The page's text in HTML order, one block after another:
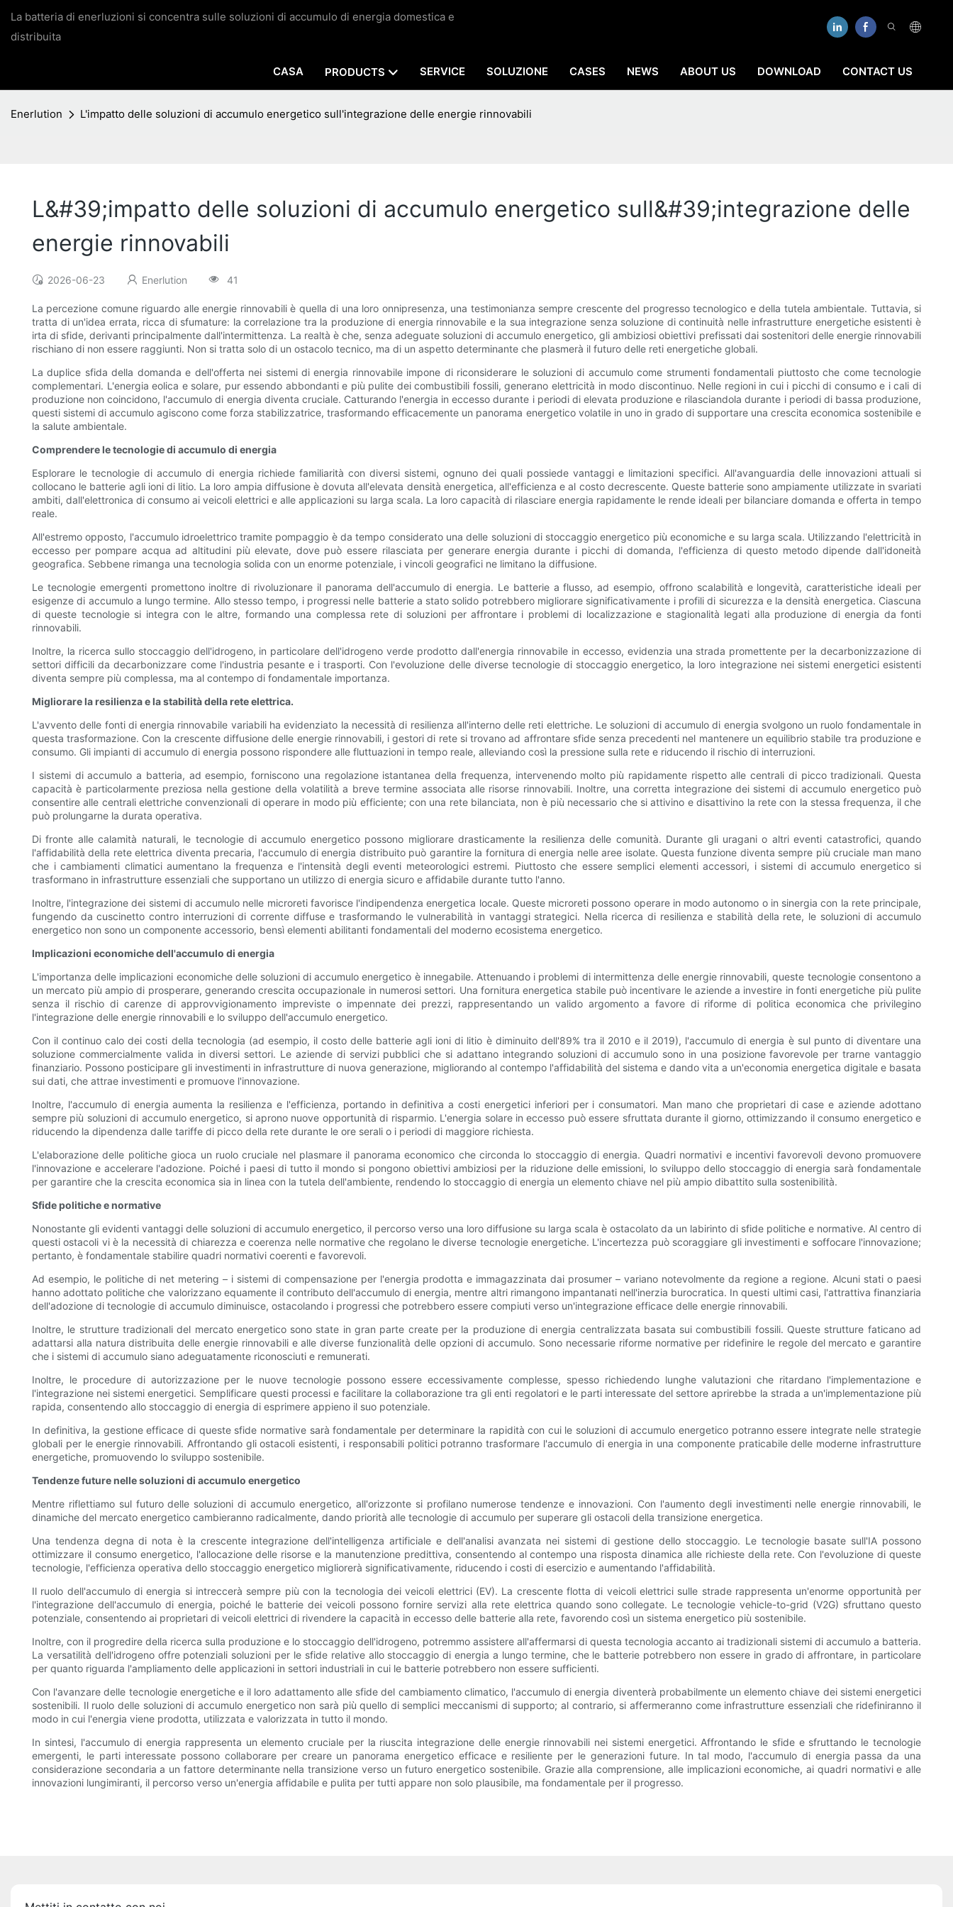
La batteria di enerluzioni si concentra sulle soluzioni di accumulo di energia domestica e
distribuita
CASA PRODUCTS SERVICE SOLUZIONE CASES NEWS ABOUT US DOWNLOAD CONTACT US
Enerlution L'impatto delle soluzioni di accumulo energetico sull'integrazione delle energie rinnovabili
L&#39;impatto delle soluzioni di accumulo energetico sull&#39;integrazione delle
energie rinnovabili
2026-06-23 Enerlution 41
La percezione comune riguardo alle energie rinnovabili è quella di una loro onnipresenza, una testimonianza sempre crescente del progresso tecnologico e della tutela ambientale. Tuttavia, si
tratta di un'idea errata, ricca di sfumature: la correlazione tra la produzione di energia rinnovabile e la sua integrazione senza soluzione di continuità nelle infrastrutture energetiche esistenti è
irta di sfide, derivanti principalmente dall'intermittenza. La realtà è che, senza adeguate soluzioni di accumulo energetico, gli ambiziosi obiettivi prefissati dai sostenitori delle energie rinnovabili
rischiano di non essere raggiunti. Non si tratta solo di un ostacolo tecnico, ma di un aspetto determinante che plasmerà il futuro delle reti energetiche globali.
La duplice sfida della domanda e dell'offerta nei sistemi di energia rinnovabile impone di riconsiderare le soluzioni di accumulo come strumenti fondamentali piuttosto che come tecnologie
complementari. L'energia eolica e solare, pur essendo abbondanti e più pulite dei combustibili fossili, generano elettricità in modo discontinuo. Nelle regioni in cui i picchi di consumo e i cali di
produzione non coincidono, l'accumulo di energia diventa cruciale. Catturando l'energia in eccesso durante i periodi di elevata produzione e rilasciandola durante i periodi di bassa produzione,
questi sistemi di accumulo agiscono come forza stabilizzatrice, trasformando efficacemente un panorama energetico volatile in uno in grado di supportare una crescita economica sostenibile e
la salute ambientale.
Comprendere le tecnologie di accumulo di energia
Esplorare le tecnologie di accumulo di energia richiede familiarità con diversi sistemi, ognuno dei quali possiede vantaggi e limitazioni specifici. All'avanguardia delle innovazioni attuali si
collocano le batterie agli ioni di litio. La loro ampia diffusione è dovuta all'elevata densità energetica, all'efficienza e al costo decrescente. Queste batterie sono ampiamente utilizzate in svariati
ambiti, dall'elettronica di consumo ai veicoli elettrici e alle applicazioni su larga scala. La loro capacità di rilasciare energia rapidamente le rende ideali per bilanciare domanda e offerta in tempo
reale.
All'estremo opposto, l'accumulo idroelettrico tramite pompaggio è da tempo considerato una delle soluzioni di stoccaggio energetico più economiche e su larga scala. Utilizzando l'elettricità in
eccesso per pompare acqua ad altitudini più elevate, dove può essere rilasciata per generare energia durante i picchi di domanda, l'efficienza di questo metodo dipende dall'idoneità
geografica. Sebbene rimanga una tecnologia solida con un enorme potenziale, i vincoli geografici ne limitano la diffusione.
Le tecnologie emergenti promettono inoltre di rivoluzionare il panorama dell'accumulo di energia. Le batterie a flusso, ad esempio, offrono scalabilità e longevità, caratteristiche ideali per
esigenze di accumulo a lungo termine. Allo stesso tempo, i progressi nelle batterie a stato solido potrebbero migliorare significativamente i profili di sicurezza e la densità energetica. Ciascuna
di queste tecnologie si integra con le altre, formando una complessa rete di soluzioni per affrontare i problemi di localizzazione e stagionalità legati alla produzione di energia da fonti
rinnovabili.
Inoltre, la ricerca sullo stoccaggio dell'idrogeno, in particolare dell'idrogeno verde prodotto dall'energia rinnovabile in eccesso, evidenzia una strada promettente per la decarbonizzazione di
settori difficili da decarbonizzare come l'industria pesante e i trasporti. Con l'evoluzione delle diverse tecnologie di stoccaggio energetico, la loro integrazione nei sistemi energetici esistenti
diventa sempre più complessa, ma al contempo di fondamentale importanza.
Migliorare la resilienza e la stabilità della rete elettrica.
L'avvento delle fonti di energia rinnovabile variabili ha evidenziato la necessità di resilienza all'interno delle reti elettriche. Le soluzioni di accumulo di energia svolgono un ruolo fondamentale in
questa trasformazione. Con la crescente diffusione delle energie rinnovabili, i gestori di rete si trovano ad affrontare sfide senza precedenti nel mantenere un equilibrio stabile tra produzione e
consumo. Gli impianti di accumulo di energia possono rispondere alle fluttuazioni in tempo reale, alleviando così la pressione sulla rete e riducendo il rischio di interruzioni.
I sistemi di accumulo a batteria, ad esempio, forniscono una regolazione istantanea della frequenza, intervenendo molto più rapidamente rispetto alle centrali di picco tradizionali. Questa
capacità è particolarmente preziosa nella gestione della volatilità a breve termine associata alle risorse rinnovabili. Inoltre, una corretta integrazione dei sistemi di accumulo energetico può
consentire alle centrali elettriche convenzionali di operare in modo più efficiente; con una rete bilanciata, non è più necessario che si attivino e disattivino la rete con la stessa frequenza, il che
può prolungarne la durata operativa.
Di fronte alle calamità naturali, le tecnologie di accumulo energetico possono migliorare drasticamente la resilienza delle comunità. Durante gli uragani o altri eventi catastrofici, quando
l'affidabilità della rete elettrica diventa precaria, l'accumulo di energia distribuito può garantire la fornitura di energia nelle aree isolate. Questa funzione diventa sempre più cruciale man mano
che i cambiamenti climatici aumentano la frequenza e l'intensità degli eventi meteorologici estremi. Piuttosto che essere semplici elementi accessori, i sistemi di accumulo energetico si
trasformano in infrastrutture essenziali che supportano un utilizzo di energia sicuro e affidabile durante tutto l'anno.
Inoltre, l'integrazione dei sistemi di accumulo nelle microreti favorisce l'indipendenza energetica locale. Queste microreti possono operare in modo autonomo o in sinergia con la rete principale,
fungendo da cuscinetto contro interruzioni di corrente diffuse e trasformando le vulnerabilità in vantaggi strategici. Nella ricerca di resilienza e stabilità della rete, le soluzioni di accumulo
energetico non sono un componente accessorio, bensì elementi abilitanti fondamentali del moderno ecosistema energetico.
Implicazioni economiche dell'accumulo di energia
L'importanza delle implicazioni economiche delle soluzioni di accumulo energetico è innegabile. Attenuando i problemi di intermittenza delle energie rinnovabili, queste tecnologie consentono a
un mercato più ampio di prosperare, generando crescita occupazionale in numerosi settori. Una fornitura energetica stabile può incentivare le aziende a investire in fonti energetiche più pulite
senza il rischio di carenze di approvvigionamento impreviste o impennate dei prezzi, rappresentando un valido argomento a favore di riforme di politica economica che privilegino
l'integrazione delle energie rinnovabili e lo sviluppo dell'accumulo energetico.
Con il continuo calo dei costi della tecnologia (ad esempio, il costo delle batterie agli ioni di litio è diminuito dell'89% tra il 2010 e il 2019), l'accumulo di energia è sul punto di diventare una
soluzione commercialmente valida in diversi settori. Le aziende di servizi pubblici che si adattano integrando soluzioni di accumulo sono in una posizione favorevole per trarne vantaggio
finanziario. Possono posticipare gli investimenti in infrastrutture di nuova generazione, migliorando al contempo l'affidabilità del sistema e dando vita a un'economia energetica digitale e basata
sui dati, che attrae investimenti e promuove l'innovazione.
Inoltre, l'accumulo di energia aumenta la resilienza e l'efficienza, portando in definitiva a costi energetici inferiori per i consumatori. Man mano che proprietari di case e aziende adottano
sempre più soluzioni di accumulo energetico, si aprono nuove opportunità di risparmio. L'energia solare in eccesso può essere sfruttata durante il giorno, ottimizzando il consumo energetico e
riducendo la dipendenza dalle tariffe di picco della rete durante le ore serali o i periodi di maggiore richiesta.
L'elaborazione delle politiche gioca un ruolo cruciale nel plasmare il panorama economico che circonda lo stoccaggio di energia. Quadri normativi e incentivi favorevoli devono promuovere
l'innovazione e accelerare l'adozione. Poiché i paesi di tutto il mondo si pongono obiettivi ambiziosi per la riduzione delle emissioni, lo sviluppo dello stoccaggio di energia sarà fondamentale
per garantire che la crescita economica sia in linea con la tutela dell'ambiente, rendendo lo stoccaggio di energia un elemento chiave nel più ampio dibattito sulla sostenibilità.
Sfide politiche e normative
Nonostante gli evidenti vantaggi delle soluzioni di accumulo energetico, il percorso verso una loro diffusione su larga scala è ostacolato da un labirinto di sfide politiche e normative. Al centro di
questi ostacoli vi è la necessità di chiarezza e coerenza nelle normative che regolano le diverse tecnologie energetiche. L'incertezza può scoraggiare gli investimenti e soffocare l'innovazione;
pertanto, è fondamentale stabilire quadri normativi coerenti e favorevoli.
Ad esempio, le politiche di net metering – i sistemi di compensazione per l'energia prodotta e immagazzinata dai prosumer – variano notevolmente da regione a regione. Alcuni stati o paesi
hanno adottato politiche che valorizzano equamente il contributo dell'accumulo di energia, mentre altri rimangono impantanati nell'inerzia burocratica. In questi ultimi casi, l'attrattiva finanziaria
dell'adozione di tecnologie di accumulo diminuisce, ostacolando i progressi che potrebbero essere compiuti verso un'integrazione efficace delle energie rinnovabili.
Inoltre, le strutture tradizionali del mercato energetico sono state in gran parte create per la produzione di energia centralizzata basata sui combustibili fossili. Queste strutture faticano ad
adattarsi alla natura distribuita delle energie rinnovabili e alle diverse funzionalità delle opzioni di accumulo. Sono necessarie riforme normative per ridefinire le regole del mercato e garantire
che i sistemi di accumulo siano adeguatamente riconosciuti e remunerati.
Inoltre, le procedure di autorizzazione per le nuove tecnologie possono essere eccessivamente complesse, spesso richiedendo lunghe valutazioni che ritardano l'implementazione e
l'integrazione nei sistemi energetici. Semplificare questi processi e facilitare la collaborazione tra gli enti regolatori e le parti interessate del settore aprirebbe la strada a un'implementazione più
rapida, consentendo allo stoccaggio di energia di esprimere appieno il suo potenziale.
In definitiva, la gestione efficace di queste sfide normative sarà fondamentale per determinare la rapidità con cui le soluzioni di accumulo energetico potranno essere integrate nelle strategie
globali per le energie rinnovabili. Affrontando gli ostacoli esistenti, i responsabili politici potranno trasformare l'accumulo di energia in una componente praticabile delle moderne infrastrutture
energetiche, promuovendo lo sviluppo sostenibile.
Tendenze future nelle soluzioni di accumulo energetico
Mentre riflettiamo sul futuro delle soluzioni di accumulo energetico, all'orizzonte si profilano numerose tendenze e innovazioni. Con l'aumento degli investimenti nelle energie rinnovabili, le
dinamiche del mercato energetico cambieranno radicalmente, dando priorità alle tecnologie di accumulo per superare gli ostacoli della transizione energetica.
Una tendenza degna di nota è la crescente integrazione dell'intelligenza artificiale e dell'analisi avanzata nei sistemi di gestione dello stoccaggio. Le tecnologie basate sull'IA possono
ottimizzare il consumo energetico, l'allocazione delle risorse e la manutenzione predittiva, consentendo al contempo una risposta dinamica alle richieste della rete. Con l'evoluzione di queste
tecnologie, l'efficienza operativa dello stoccaggio energetico migliorerà significativamente, riducendo i costi di esercizio e aumentando l'affidabilità.
Il ruolo dell'accumulo di energia si intreccerà sempre più con la tecnologia dei veicoli elettrici (EV). La crescente flotta di veicoli elettrici sulle strade rappresenta un'enorme opportunità per
l'integrazione dell'accumulo di energia, poiché le batterie dei veicoli possono fornire servizi alla rete elettrica quando sono collegate. Le tecnologie vehicle-to-grid (V2G) sfruttano questo
potenziale, consentendo ai proprietari di veicoli elettrici di rivendere la capacità in eccesso delle batterie alla rete, favorendo così un sistema energetico più sostenibile.
Inoltre, con il progredire della ricerca sulla produzione e lo stoccaggio dell'idrogeno, potremmo assistere all'affermarsi di questa tecnologia accanto ai tradizionali sistemi di accumulo a batteria.
La versatilità dell'idrogeno offre potenziali soluzioni per le sfide relative allo stoccaggio di energia a lungo termine, che le batterie potrebbero non essere in grado di affrontare, in particolare
per quanto riguarda l'ampliamento delle applicazioni in settori industriali in cui le batterie potrebbero non essere sufficienti.
Con l'avanzare delle tecnologie energetiche e il loro adattamento alle sfide del cambiamento climatico, l'accumulo di energia diventerà probabilmente un elemento chiave dei sistemi energetici
sostenibili. Il ruolo delle soluzioni di accumulo energetico non sarà più quello di semplici meccanismi di supporto; al contrario, si affermeranno come infrastrutture essenziali che ridefiniranno il
modo in cui l'energia viene prodotta, utilizzata e valorizzata in tutto il mondo.
In sintesi, l'accumulo di energia rappresenta un elemento cruciale per la riuscita integrazione delle energie rinnovabili nei sistemi energetici. Affrontando le sfide e sfruttando le tecnologie
emergenti, le parti interessate possono collaborare per creare un panorama energetico efficace e resiliente per le generazioni future. In tal modo, l'accumulo di energia passa da una
considerazione secondaria a un fattore determinante nella transizione verso un futuro energetico sostenibile. Grazie alla comprensione, alle implicazioni economiche, ai quadri normativi e alle
innovazioni lungimiranti, il percorso verso un'energia affidabile e pulita per tutti appare non solo plausibile, ma fondamentale per il progresso.